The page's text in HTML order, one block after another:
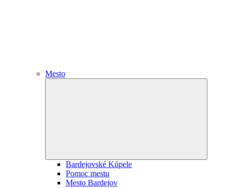
Mesto
Bardejovské Kúpele
Pomoc mestu
Mesto Bardejov